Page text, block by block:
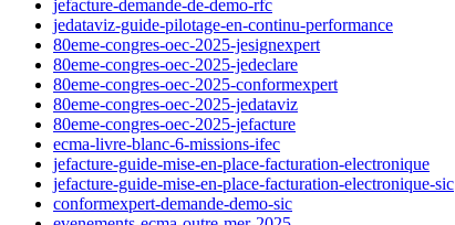
jefacture-demande-de-demo-rfc
jedataviz-guide-pilotage-en-continu-performance
80eme-congres-oec-2025-jesignexpert
80eme-congres-oec-2025-jedeclare
80eme-congres-oec-2025-conformexpert
80eme-congres-oec-2025-jedataviz
80eme-congres-oec-2025-jefacture
ecma-livre-blanc-6-missions-ifec
jefacture-guide-mise-en-place-facturation-electronique
jefacture-guide-mise-en-place-facturation-electronique-sic
conformexpert-demande-demo-sic